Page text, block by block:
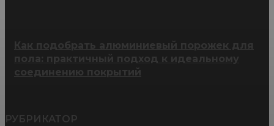
Как подобрать алюминиевый порожек для
пола: практичный подход к идеальному
соединению покрытий
РУБРИКАТОР